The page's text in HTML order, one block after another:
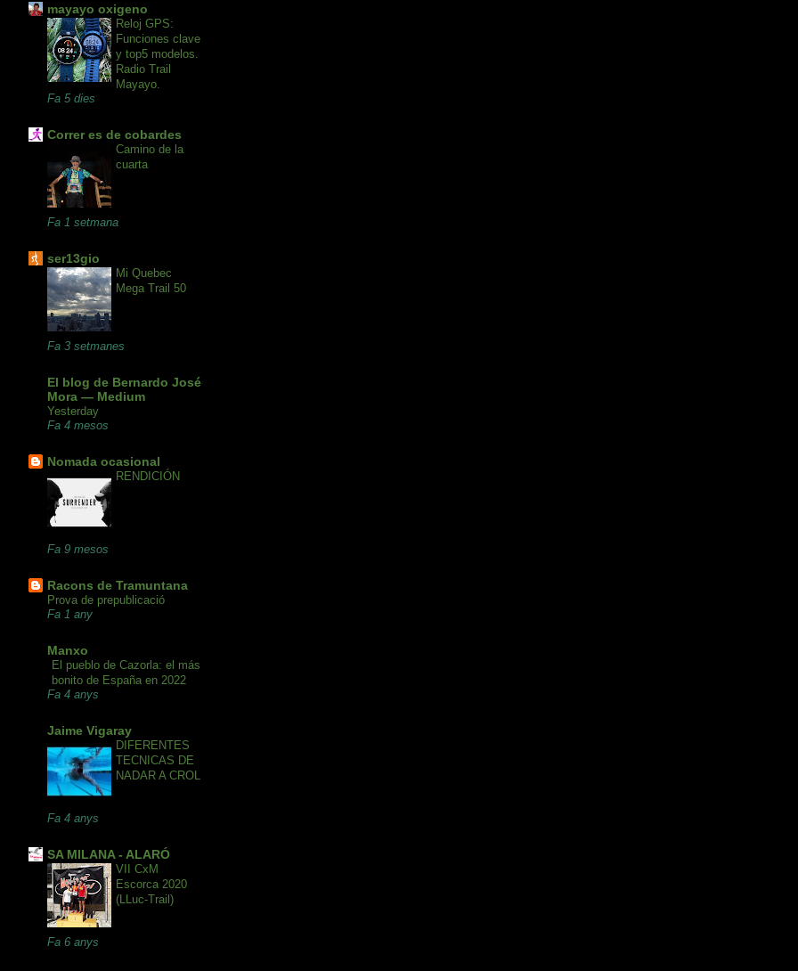
mayayo oxigeno
Reloj GPS:
Funciones clave
y top5 modelos.
Radio Trail
Mayayo.
Fa 5 dies
Correr es de cobardes
Camino de la
cuarta
Fa 1 setmana
ser13gio
Mi Quebec
Mega Trail 50
Fa 3 setmanes
El blog de Bernardo José
Mora — Medium
Yesterday
Fa 4 mesos
Nomada ocasional
RENDICIÓN
Fa 9 mesos
Racons de Tramuntana
Prova de prepublicació
Fa 1 any
Manxo
El pueblo de Cazorla: el más
bonito de España en 2022
Fa 4 anys
Jaime Vigaray
DIFERENTES
TECNICAS DE
NADAR A CROL
Fa 4 anys
SA MILANA - ALARÓ
VII CxM
Escorca 2020
(LLuc-Trail)
Fa 6 anys